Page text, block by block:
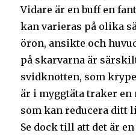
Vidare är en buff en
kan varieras på olika
öron, ansikte och
på skarvarna är
svidknotten, som
är i myggtäta traker en
som kan reducera ditt
Se dock till att det är